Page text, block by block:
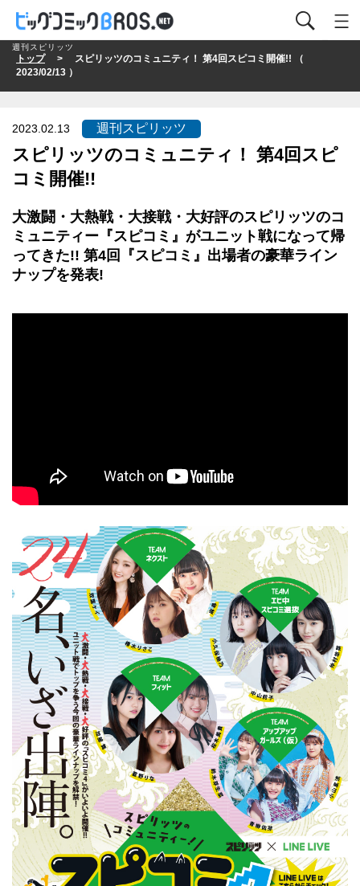
トップ> スピリッツのコミュニティ！ 第4回スピコミ開催!! （
2023/02/13 ）
週刊スピリッツ
2023.02.13
スピリッツのコミュニティ！ 第4回スピ
コミ開催!!
週刊スピリッツ
大激闘・大熱戦・大接戦・大好評のスピリッツのコ
ミュニティー『スピコミ』がユニット戦になって帰
ってきた!! 第4回『スピコミ』出場者の豪華ライン
ナップを発表!